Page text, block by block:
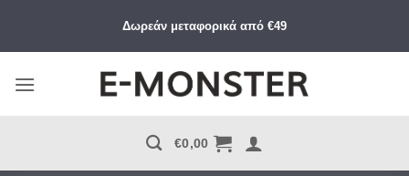
περιεχόμενο
Δωρεάν μεταφορικά από €49
€0,00